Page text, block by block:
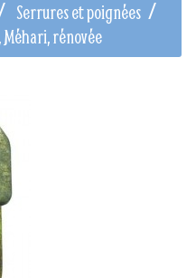
Serrures et poignées
Méhari, rénovée